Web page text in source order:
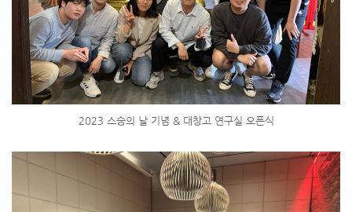
2023 스승의 날 기념 & 대창고 연구실 오픈식